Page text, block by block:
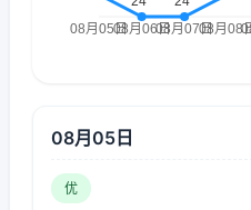
08月05日
优